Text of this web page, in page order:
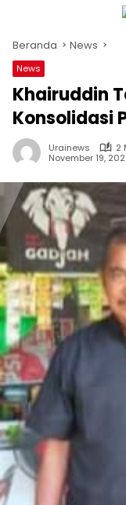
Beranda News
News
Khairuddin
Konsolidasi
Urainews
2
November 19,